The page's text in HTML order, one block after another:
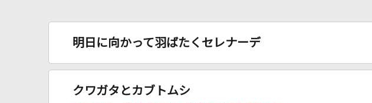
明日に向かって羽ばたくセレナーデ
クワガタとカブトムシ